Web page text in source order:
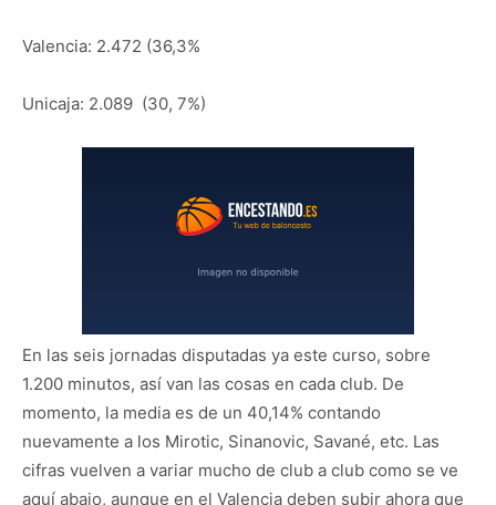
Valencia: 2.472 (36,3%
Unicaja: 2.089 (30, 7%)
En las seis jornadas disputadas ya este curso, sobre
1.200 minutos, así van las cosas en cada club. De
momento, la media es de un 40,14% contando
nuevamente a los Mirotic, Sinanovic, Savané, etc. Las
cifras vuelven a variar mucho de club a club como se ve
aquí abajo, aunque en el Valencia deben subir ahora que